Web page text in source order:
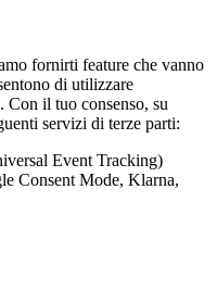
fornirti feature che vanno
di utilizzare
Con il tuo consenso, su
servizi di terze parti:
Event Tracking)
Consent Mode, Klarna,